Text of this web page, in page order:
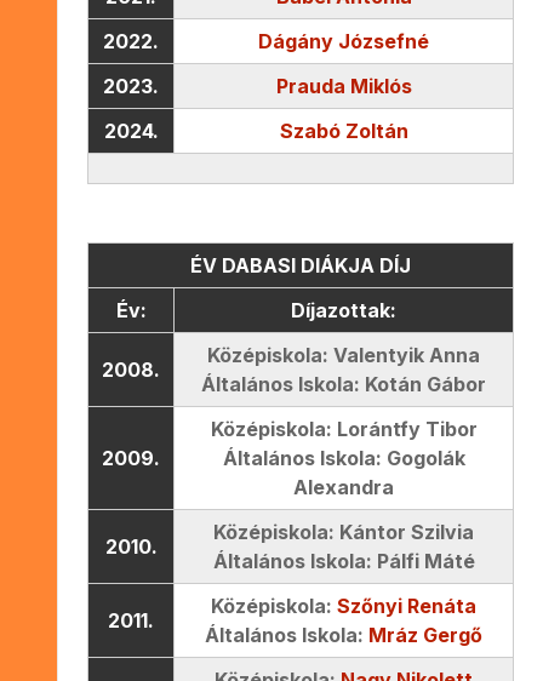
2022.
Dágány Józsefné
2023.
Prauda Miklós
2024.
Szabó Zoltán
ÉV DABASI DIÁKJA DÍJ
Év:
Díjazottak:
2008.
Középiskola: Valentyik Anna
Általános Iskola: Kotán Gábor
2009.
Középiskola: Lorántfy Tibor
Általános Iskola: Gogolák
Alexandra
2010.
Középiskola: Kántor Szilvia
Általános Iskola: Pálfi Máté
2011.
Középiskola: Szőnyi Renáta
Általános Iskola: Mráz Gergő